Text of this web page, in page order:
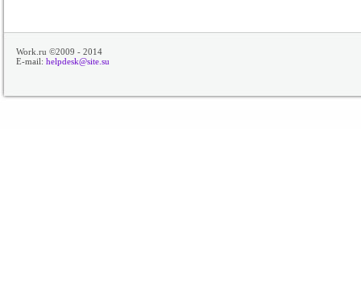
Work.ru ©2009 - 2014
E-mail: helpdesk@site.su